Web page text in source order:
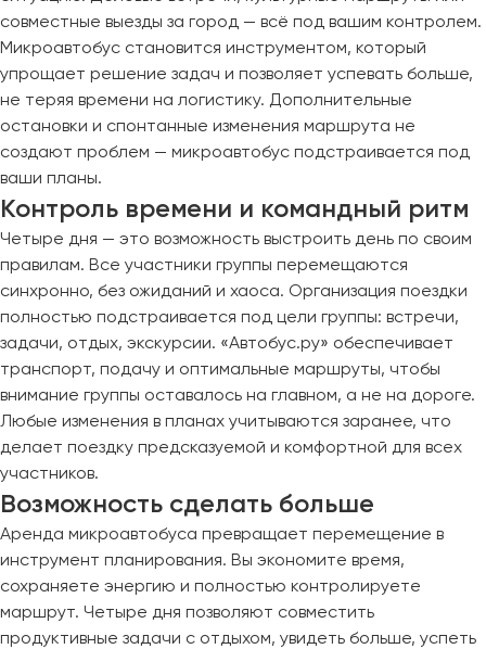
совместные выезды за город — всё под вашим контролем.
Микроавтобус становится инструментом, который
упрощает решение задач и позволяет успевать больше,
не теряя времени на логистику. Дополнительные
остановки и спонтанные изменения маршрута не
создают проблем — микроавтобус подстраивается под
ваши планы.
Контроль времени и командный ритм
Четыре дня — это возможность выстроить день по своим
правилам. Все участники группы перемещаются
синхронно, без ожиданий и хаоса. Организация поездки
полностью подстраивается под цели группы: встречи,
задачи, отдых, экскурсии. «Автобус.ру» обеспечивает
транспорт, подачу и оптимальные маршруты, чтобы
внимание группы оставалось на главном, а не на дороге.
Любые изменения в планах учитываются заранее, что
делает поездку предсказуемой и комфортной для всех
участников.
Возможность сделать больше
Аренда микроавтобуса превращает перемещение в
инструмент планирования. Вы экономите время,
сохраняете энергию и полностью контролируете
маршрут. Четыре дня позволяют совместить
продуктивные задачи с отдыхом, увидеть больше, успеть